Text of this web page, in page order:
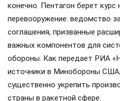
конечно. Пентагон берет курс
перевооружение: ведомство
соглашения, призванные
важных компонентов для
обороны. Как передает РИА
источники в Минобороны
существенно укрепить
страны в ракетной сфере.